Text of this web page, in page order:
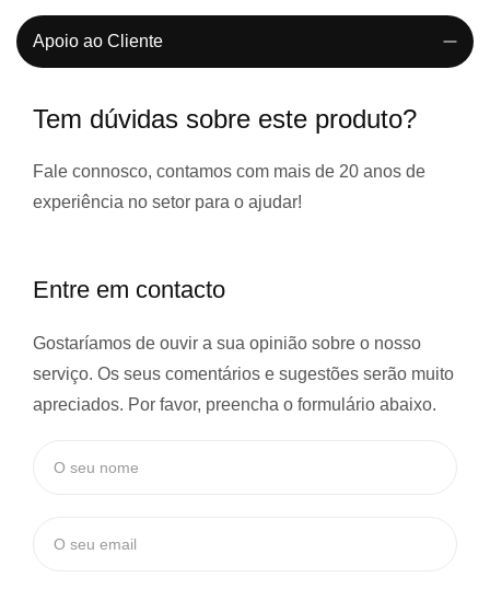
Apoio ao Cliente
Tem dúvidas sobre este produto?
Fale connosco, contamos com mais de 20 anos de
experiência no setor para o ajudar!
Entre em contacto
Gostaríamos de ouvir a sua opinião sobre o nosso
serviço. Os seus comentários e sugestões serão muito
apreciados. Por favor, preencha o formulário abaixo.